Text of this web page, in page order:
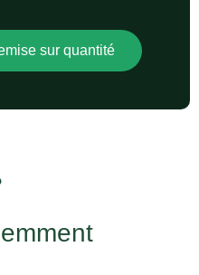
sur quantité